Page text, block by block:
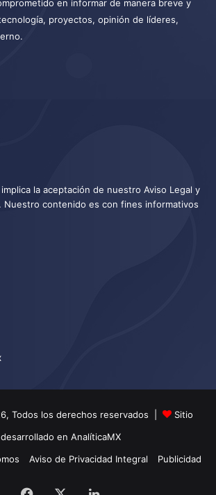
en informar de manera breve y
proyectos, opinión de líderes,
la aceptación de nuestro Aviso Legal y
. Nuestro contenido es con fines informativos
Todos los derechos reservados |
Sitio
desarrollado en AnalíticaMX
Aviso de Privacidad Integral Publicidad